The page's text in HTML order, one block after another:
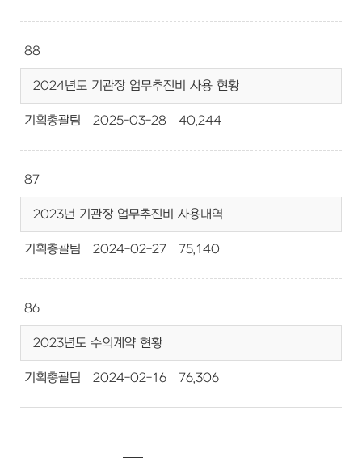
88
2024년도 기관장 업무추진비 사용 현황
기획총괄팀 2025-03-28 40,244
87
2023년 기관장 업무추진비 사용내역
기획총괄팀 2024-02-27 75,140
86
2023년도 수의계약 현황
기획총괄팀 2024-02-16 76,306